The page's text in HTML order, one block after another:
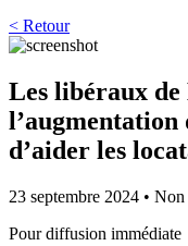
< Retour
Les libéraux
l’augmentation
d’aider les
23 septembre 2024 • Non
Pour diffusion immédiate